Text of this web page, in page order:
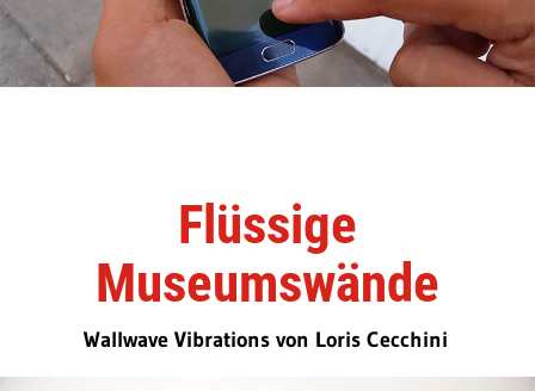
Flüssige
Museumswände
Wallwave Vibrations von Loris Cecchini